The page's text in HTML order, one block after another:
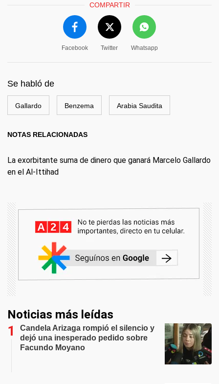
COMPARTIR
Facebook Twitter Whatsapp
Se habló de
Gallardo Benzema Arabia Saudita
NOTAS RELACIONADAS
La exorbitante suma de dinero que ganará Marcelo Gallardo
en el Al-Ittihad
Noticias más leídas
Candela Arizaga rompió el silencio y
dejó una inesperado pedido sobre
Facundo Moyano